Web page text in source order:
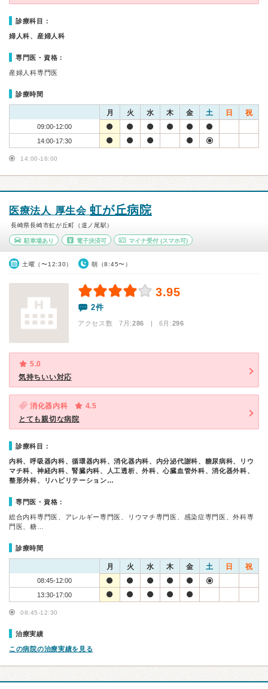
診療科目：
婦人科、産婦人科
専門医・資格：
産婦人科専門医
診療時間
月 火 水 木 金 土 日 祝
09:00-12:00
14:00-17:30
14:00-16:00
医療法人 厚生会虹が丘病院
長崎県長崎市虹が丘町（道ノ尾駅）
駐車場あり 電子決済可 マイナ受付 (スマホ可)
土曜（〜12:30） 朝（8:45〜）
3.95
2件
アクセス数 7月:286 | 6月:296
5.0
気持ちいい対応
消化器内科
4.5
とても親切な病院
診療科目：
内科、呼吸器内科、循環器内科、消化器内科、内分泌代謝科、糖尿病科、リウ
マチ科、神経内科、腎臓内科、人工透析、外科、心臓血管外科、消化器外科、
整形外科、リハビリテーション…
専門医・資格：
総合内科専門医、アレルギー専門医、リウマチ専門医、感染症専門医、外科専
門医、糖…
診療時間
月 火 水 木 金 土 日 祝
08:45-12:00
13:30-17:00
08:45-12:30
治療実績
この病院の治療実績を見る